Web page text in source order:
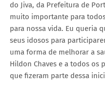
do Jiva, da Prefeitura de
muito importante para
para nossa vida. Eu queria
seus idosos para
uma forma de melhorar a
Hildon Chaves e a todos os
que fizeram parte dessa